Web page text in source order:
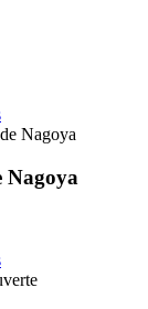
Nagoya
Nagoya